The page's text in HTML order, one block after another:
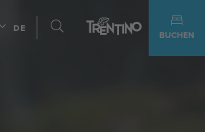
DE
BUCHEN